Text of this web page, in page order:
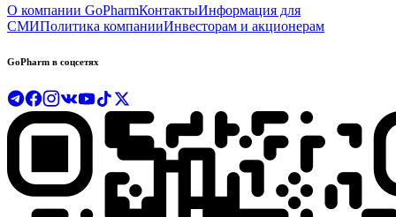
О компании GoPharmКонтактыИнформация для
СМИПолитика компанииИнвесторам и акционерам
GoPharm в соцсетях